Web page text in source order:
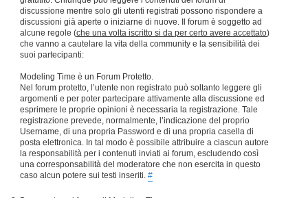
discussione mentre solo gli utenti registrati possono rispondere a
discussioni già aperte o iniziarne di nuove. Il forum è soggetto ad
alcune regole (che una volta iscritto si da per certo avere accettato)
che vanno a cautelare la vita della community e la sensibilità dei
suoi partecipanti:
Modeling Time è un Forum Protetto.
Nel forum protetto, l’utente non registrato può soltanto leggere gli
argomenti e per poter partecipare attivamente alla discussione ed
esprimere le proprie opinioni è necessaria la registrazione. Tale
registrazione prevede, normalmente, l’indicazione del proprio
Username, di una propria Password e di una propria casella di
posta elettronica. In tal modo è possibile attribuire a ciascun autore
la responsabilità per i contenuti inviati ai forum, escludendo così
una corresponsabilità del moderatore che non esercita in questo
caso alcun potere sui testi inseriti. #